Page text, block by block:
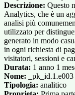
Descrizione: Questo
Analytics, che è un
analisi più
utilizzato per
generato in modo
in ogni richiesta di
visitatori, sessioni e
Durata: 1 anno 1
Nome: _pk_id.1.e003
Tipologia: analitico